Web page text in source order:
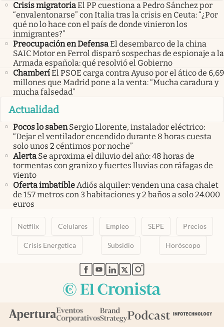
Crisis migratoriaEl PP cuestiona a Pedro Sánchez por
“envalentonarse” con Italia tras la crisis en Ceuta: “¿Por
qué no lo hace con el país de donde vinieron los
inmigrantes?”
Preocupación en DefensaEl desembarco de la china
SAIC Motor en Ferrol disparó sospechas de espionaje a la
Armada española: qué resolvió el Gobierno
ChamberíEl PSOE carga contra Ayuso por el ático de 6,69
millones que Madrid pone a la venta: “Mucha caradura y
mucha falsedad”
Actualidad
Pocos lo saben Sergio Llorente, instalador eléctrico:
“Dejar el ventilador encendido durante 8 horas cuesta
solo unos 2 céntimos por noche”
Alerta Se aproxima el diluvio del año: 48 horas de
tormentas con granizo y fuertes lluvias con ráfagas de
viento
Oferta imbatibleAdiós alquiler: venden una casa chalet
de 157 metros con 3 habitaciones y 2 baños a solo 24.000
euros
Netflix Celulares Empleo SEPE Precios
Crisis Energetica Subsidio Horóscopo
abre en nueva pestaña
abre en nueva pestaña
abre en nueva pestaña
abre en nueva pestaña
abre en nueva pestaña